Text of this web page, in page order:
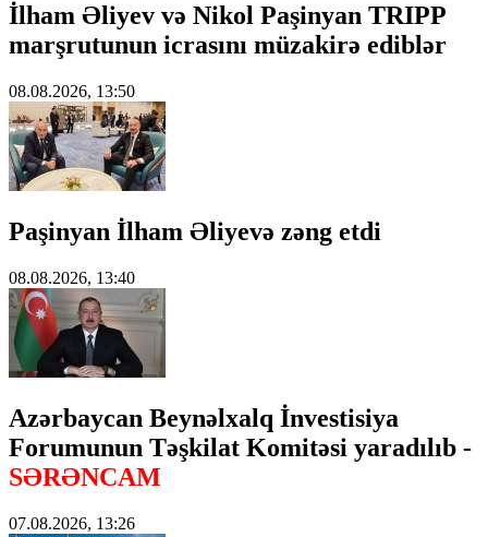
İlham Əliyev və Nikol Paşinyan TRIPP
marşrutunun icrasını müzakirə ediblər
08.08.2026, 13:50
Paşinyan İlham Əliyevə zəng etdi
08.08.2026, 13:40
Azərbaycan Beynəlxalq İnvestisiya
Forumunun Təşkilat Komitəsi yaradılıb -
SƏRƏNCAM
07.08.2026, 13:26